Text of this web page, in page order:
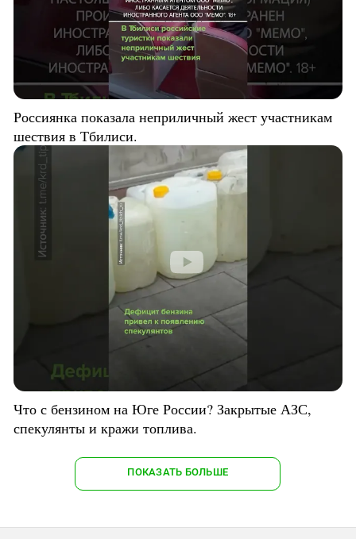
Россиянка показала неприличный жест участникам
шествия в Тбилиси.
Что с бензином на Юге России? Закрытые АЗС,
спекулянты и кражи топлива.
ПОКАЗАТЬ БОЛЬШЕ